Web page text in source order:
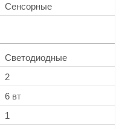
Сенсорные
Светодиодные
2
6 вт
1